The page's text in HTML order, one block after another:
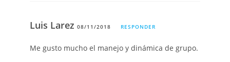
Luis Larez08/11/2018 RESPONDER
Me gusto mucho el manejo y dinámica de grupo.